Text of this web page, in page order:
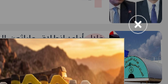
2
خلال أيام: انطلاق ماراثون
لشركات قطاع البترول
×